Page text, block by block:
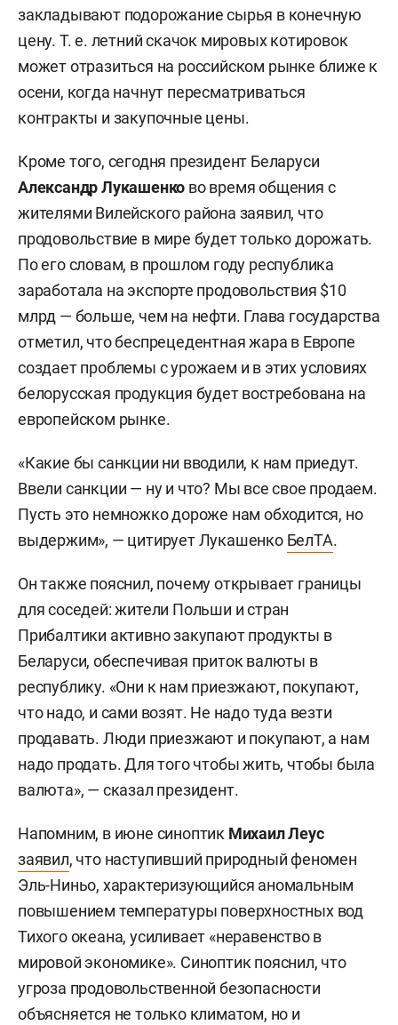
закладывают подорожание сырья в конечную
цену. Т. е. летний скачок мировых котировок
может отразиться на российском рынке ближе к
осени, когда начнут пересматриваться
контракты и закупочные цены.
Кроме того, сегодня президент Беларуси
Александр Лукашенко во время общения с
жителями Вилейского района заявил, что
продовольствие в мире будет только дорожать.
По его словам, в прошлом году республика
заработала на экспорте продовольствия $10
млрд — больше, чем на нефти. Глава государства
отметил, что беспрецедентная жара в Европе
создает проблемы с урожаем и в этих условиях
белорусская продукция будет востребована на
европейском рынке.
«Какие бы санкции ни вводили, к нам приедут.
Ввели санкции — ну и что? Мы все свое продаем.
Пусть это немножко дороже нам обходится, но
выдержим», — цитирует Лукашенко БелТА.
Он также пояснил, почему открывает границы
для соседей: жители Польши и стран
Прибалтики активно закупают продукты в
Беларуси, обеспечивая приток валюты в
республику. «Они к нам приезжают, покупают,
что надо, и сами возят. Не надо туда везти
продавать. Люди приезжают и покупают, а нам
надо продать. Для того чтобы жить, чтобы была
валюта», — сказал президент.
Напомним, в июне синоптик Михаил Леус
заявил, что наступивший природный феномен
Эль-Ниньо, характеризующийся аномальным
повышением температуры поверхностных вод
Тихого океана, усиливает «неравенство в
мировой экономике». Синоптик пояснил, что
угроза продовольственной безопасности
объясняется не только климатом, но и